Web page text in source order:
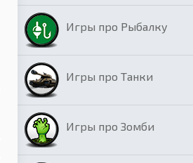
Игры про Рыбалку
Игры про Танки
Игры про Зомби